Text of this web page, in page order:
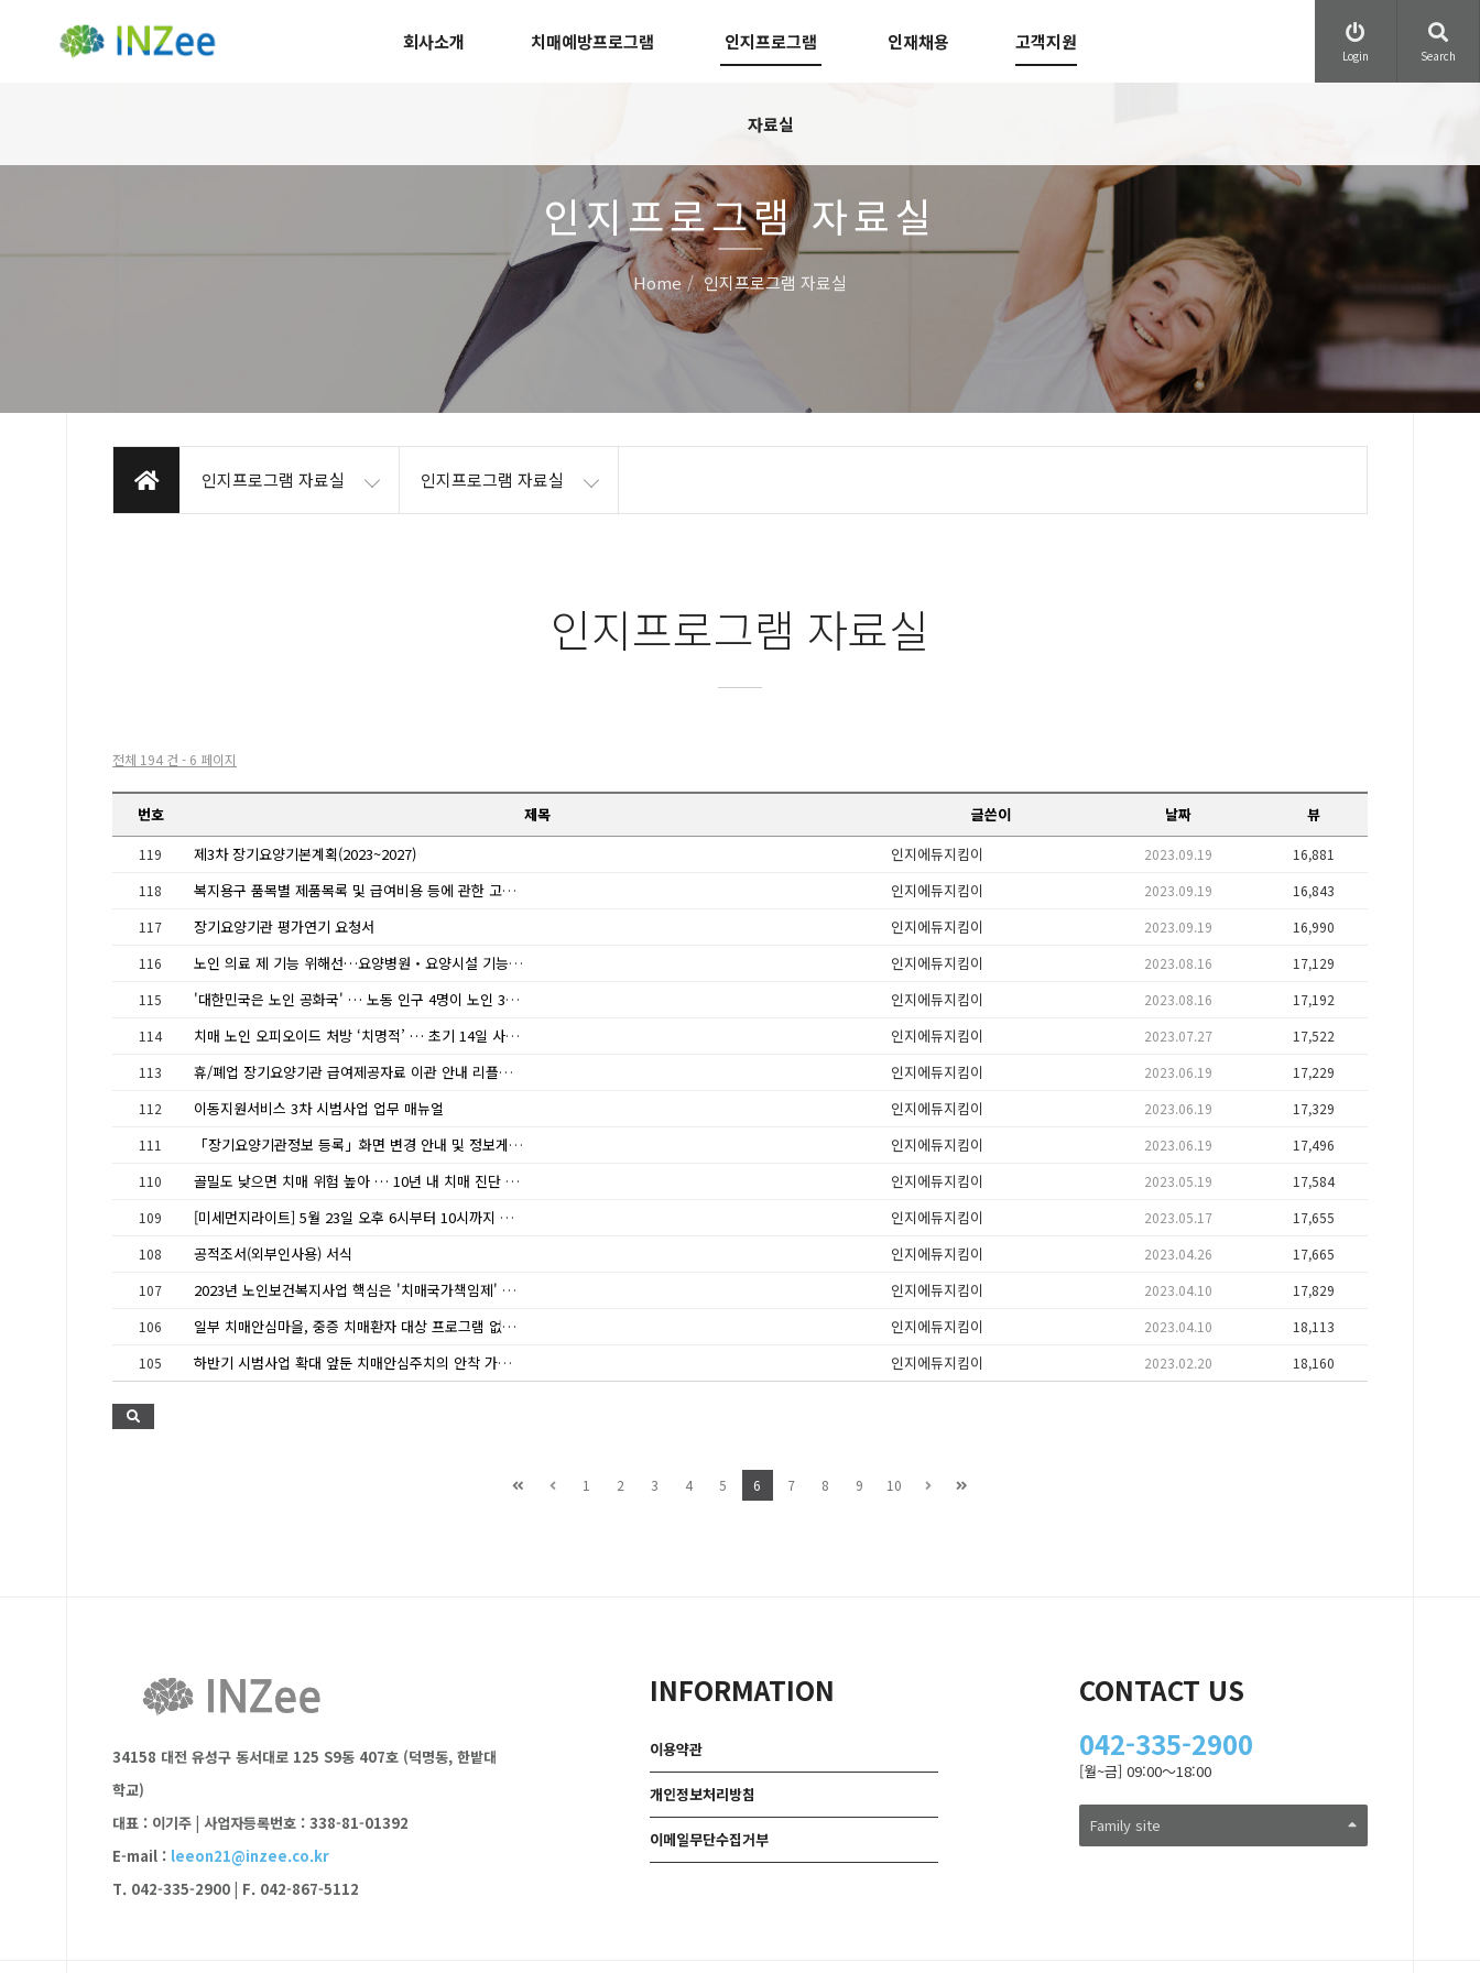
회사소개 치매예방프로그램 인지프로그램
자료실
인재채용 고객지원
Login Search
인지프로그램 자료실
Home 인지프로그램 자료실
인지프로그램 자료실 인지프로그램 자료실
인지프로그램 자료실
전체 194 건 - 6 페이지
번호 제목 글쓴이 날짜 뷰
119 제3차 장기요양기본계획(2023~2027) 인지에듀지킴이 2023.09.19
16,881
118
복지용구 품목별 제품목록 및 급여비용 등에 관한 고시 일부 개정 안내 인지에듀지킴이 2023.09.19
16,843
117
장기요양기관 평가연기 요청서 인지에듀지킴이 2023.09.19
16,990
116
노인 의료 제 기능 위해선…요양병원‧요양시설 기능 재정립돼야 인지에듀지킴이 2023.08.16
17,129
115
'대한민국은 노인 공화국' … 노동 인구 4명이 노인 3명 부양 인지에듀지킴이 2023.08.16
17,192
114
치매 노인 오피오이드 처방 ‘치명적’ … 초기 14일 사망 위험 11배 ↑ 인지에듀지킴이 2023.07.27
17,522
113
휴/폐업 장기요양기관 급여제공자료 이관 안내 리플릿 및 브로슈어 인지에듀지킴이 2023.06.19
17,229
112
이동지원서비스 3차 시범사업 업무 매뉴얼 인지에듀지킴이 2023.06.19
17,329
111
「장기요양기관정보 등록」화면 변경 안내 및 정보게시 매뉴얼 인지에듀지킴이 2023.06.19
17,496
110
골밀도 낮으면 치매 위험 높아 … 10년 내 치매 진단 확률 2배 인지에듀지킴이 2023.05.19
17,584
109
[미세먼지라이트] 5월 23일 오후 6시부터 10시까지 작업 안내(Airkorea) 인지에듀지킴이 2023.05.17
17,655
108
공적조서(외부인사용) 서식 인지에듀지킴이 2023.04.26
17,665
107
2023년 노인보건복지사업 핵심은 '치매국가책임제' 지우기? 인지에듀지킴이 2023.04.10
17,829
106
일부 치매안심마을, 중증 치매환자 대상 프로그램 없어 … 실효성 논란 인지에듀지킴이 2023.04.10
18,113
105
하반기 시범사업 확대 앞둔 치매안심주치의 안착 가능성↑ 인지에듀지킴이 2023.02.20 18,160
1 2 3 4 5 6 7 8 9 10
34158 대전 유성구 동서대로 125 S9동 407호 (덕명동, 한밭대
학교)
대표 : 이기주 | 사업자등록번호 : 338-81-01392
E-mail : leeon21@inzee.co.kr
T. 042-335-2900 | F. 042-867-5112
INFORMATION
이용약관
개인정보처리방침
이메일무단수집거부
CONTACT US
042-335-2900
[월~금] 09:00～18:00
Family site